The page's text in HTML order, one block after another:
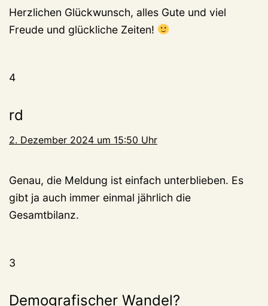
Herzlichen Glückwunsch, alles Gute und viel
Freude und glückliche Zeiten!
4
rd
2. Dezember 2024 um 15:50 Uhr
Genau, die Meldung ist einfach unterblieben. Es
gibt ja auch immer einmal jährlich die
Gesamtbilanz.
3
Demografischer Wandel?